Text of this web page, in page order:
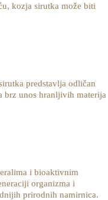
kozja sirutka može biti
predstavlja odličan
brz unos hranljivih materija
i bioaktivnim
organizma i
prirodnih namirnica.